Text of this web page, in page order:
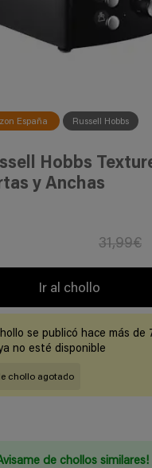
España Russell Hobbs
Hobbs
y Anchas
31,99€
Ir al chollo
se publicó hace más de
no esté disponible
chollo agotado
de chollos similares!